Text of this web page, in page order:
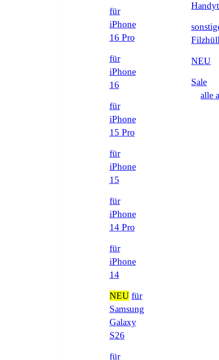
für
iPhone
16 Pro
für
iPhone
16
für
iPhone
15 Pro
für
iPhone
15
für
iPhone
14 Pro
für
iPhone
14
NEU für
Samsung
Galaxy
S26
für
NEU
Sale
alle